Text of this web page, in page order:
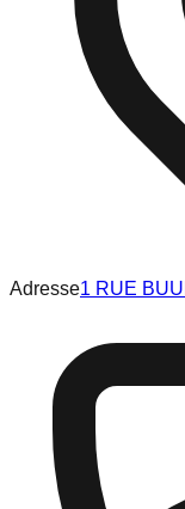
Adresse1 RUE